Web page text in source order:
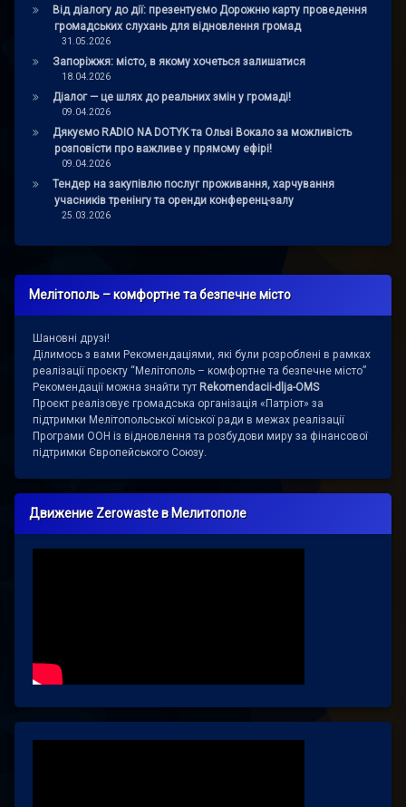
Від діалогу до дії: презентуємо Дорожню карту проведення
громадських слухань для відновлення громад
31.05.2026
Запоріжжя: місто, в якому хочеться залишатися
18.04.2026
Діалог — це шлях до реальних змін у громаді!
09.04.2026
Дякуємо RADIO NA DOTYK та Ользі Вокало за можливість
розповісти про важливе у прямому ефірі!
09.04.2026
Тендер на закупівлю послуг проживання, харчування
учасників тренінгу та оренди конференц-залу
25.03.2026
Мелітополь – комфортне та безпечне місто
Шановні друзі!
Ділимось з вами Рекомендаціями, які були розроблені в рамках
реалізації проєкту “Мелітополь – комфортне та безпечне місто”
Рекомендації можна знайти тут Rekomendacii-dlja-OMS
Проєкт реалізовує громадська організація «Патріот» за
підтримки Мелітопольської міської ради в межах реалізації
Програми ООН із відновлення та розбудови миру за фінансової
підтримки Європейського Союзу.
Движение Zerowaste в Мелитополе